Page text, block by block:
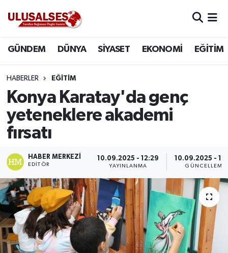
GÜNDEM DÜNYA SİYASET EKONOMİ EĞİTİM
HABERLER EĞİTİM
Konya Karatay'da genç
yeteneklere akademi
fırsatı
HABER MERKEZI
EDITÖR
10.09.2025 - 12:29
YAYINLANMA
10.09.2025 -
GÜNCELLEME
DÜNYA
SİYASET
EKONOMİ
SAĞLIK
MAGAZİN
SPOR
Trafik Durumu
Süper Lig Puan Durumu ve Fikstür
Tüm Manşetler
Haber Arşivi